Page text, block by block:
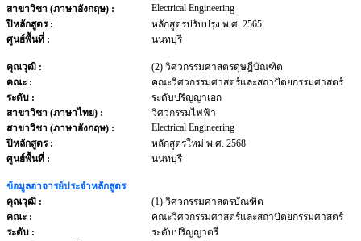
สาขาวิชา (ภาษาอังกฤษ) :
Electrical Engineering
ปีหลักสูตร :
หลักสูตรปรับปรุง พ.ศ. 2565
ศูนย์พื้นที่ :
นนทบุรี
คุณวุฒิ :
(2) วิศวกรรมศาสตรดุษฎีบัณฑิต
คณะ :
คณะวิศวกรรมศาสตร์และสถาปัตยกรรมศาสตร์
ระดับ :
ระดับปริญญาเอก
สาขาวิชา (ภาษาไทย) :
วิศวกรรมไฟฟ้า
สาขาวิชา (ภาษาอังกฤษ) :
Electrical Engineering
ปีหลักสูตร :
หลักสูตรใหม่ พ.ศ. 2568
ศูนย์พื้นที่ :
นนทบุรี
ข้อมูลอาจารย์ประจำหลักสูตร
คุณวุฒิ :
(1) วิศวกรรมศาสตรบัณฑิต
คณะ :
คณะวิศวกรรมศาสตร์และสถาปัตยกรรมศาสตร์
ระดับ :
ระดับปริญญาตรี